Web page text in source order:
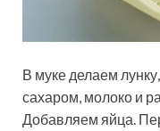
В муке делаем
сахаром, молоко и
Добавляем яйца.